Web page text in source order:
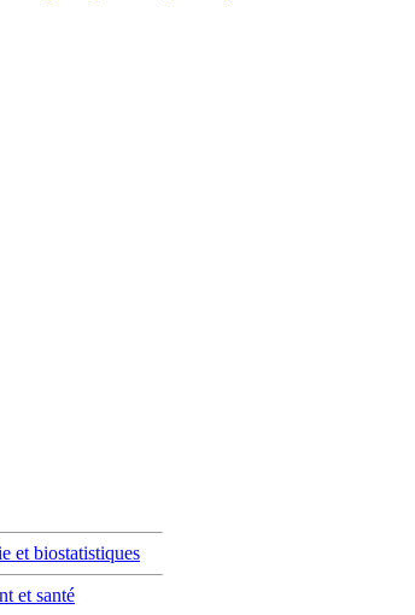
et biostatistiques
et santé